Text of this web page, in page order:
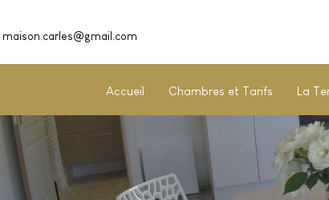
maison.carles@gmail.com
Accueil Chambres et Tarifs La